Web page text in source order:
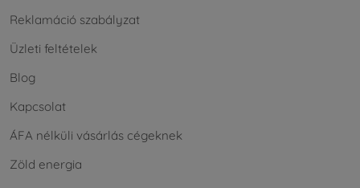
Reklamáció szabályzat
Üzleti feltételek
Blog
Kapcsolat
ÁFA nélküli vásárlás cégeknek
Zöld energia